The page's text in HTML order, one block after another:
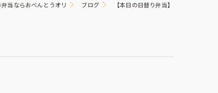
当ならおべんとうオリ ブログ 【本日の日替り弁当】